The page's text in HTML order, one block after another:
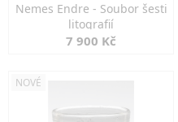
Nemes Endre - Soubor šesti
litografií
7 900 Kč
NOVÉ